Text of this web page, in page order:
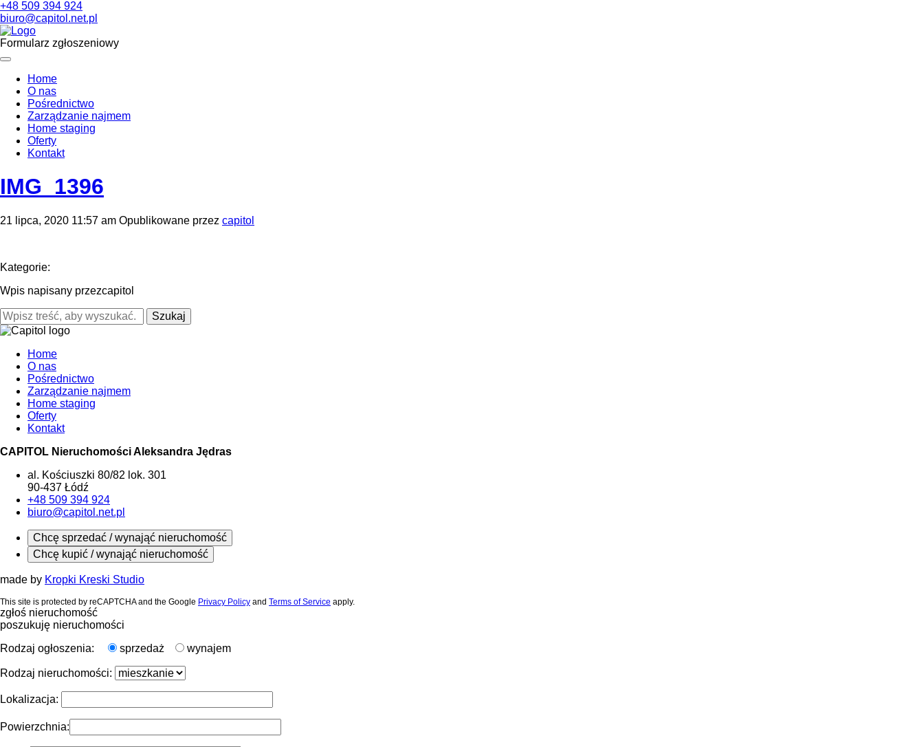
+48 509 394 924
biuro@capitol.net.pl
Formularz zgłoszeniowy
Home
O nas
Pośrednictwo
Zarządzanie najmem
Home staging
Oferty
Kontakt
IMG_1396
21 lipca, 2020 11:57 am Opublikowane przez capitol
Kategorie:
Wpis napisany przezcapitol
Szukaj
Home
O nas
Pośrednictwo
Zarządzanie najmem
Home staging
Oferty
Kontakt
CAPITOL Nieruchomości Aleksandra Jędras
al. Kościuszki 80/82 lok. 301
90-437 Łódź
+48 509 394 924
biuro@capitol.net.pl
Chcę sprzedać / wynająć nieruchomość
Chcę kupić / wynająć nieruchomość
made by Kropki Kreski Studio
This site is protected by reCAPTCHA and the Google Privacy Policy and Terms of Service apply.
zgłoś nieruchomość
poszukuję nieruchomości
Rodzaj ogłoszenia:
sprzedaż wynajem
Rodzaj nieruchomości:
Lokalizacja:
Powierzchnia: